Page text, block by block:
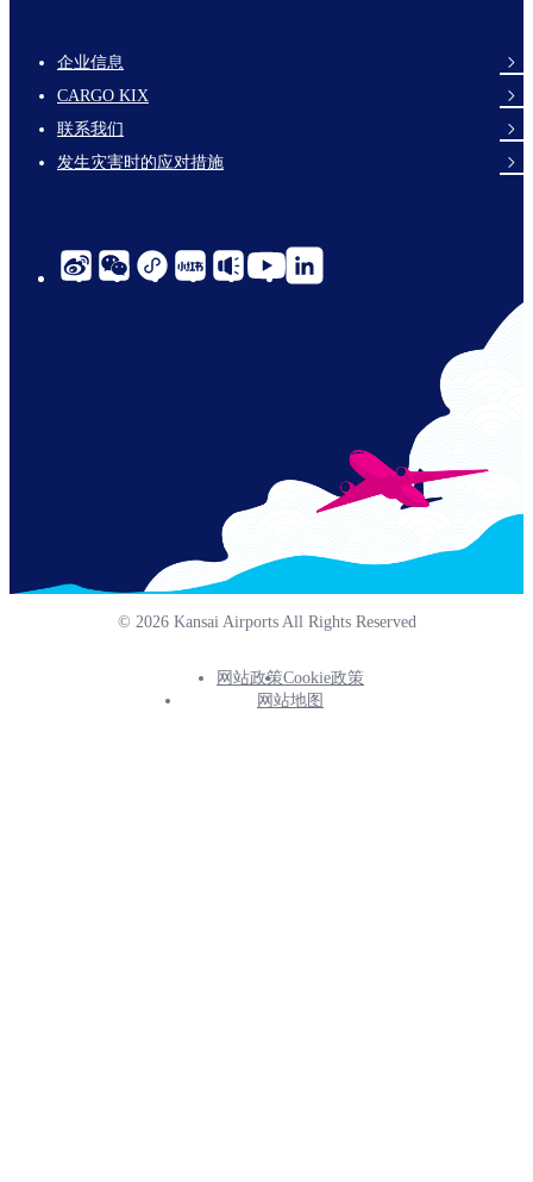
footer-
links-
en-
企业信息
CARGO KIX
联系我们
发生灾害时的应对措施
social-
© 2026 Kansai Airports All Rights Reserved
Footer
网站政策Cookie政策
网站地图